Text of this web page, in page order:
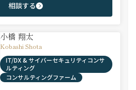
相談する
小橋 翔太
Kobashi Shota
IT/DX & サイバーセキュリティコンサ
ルティング
コンサルティングファーム